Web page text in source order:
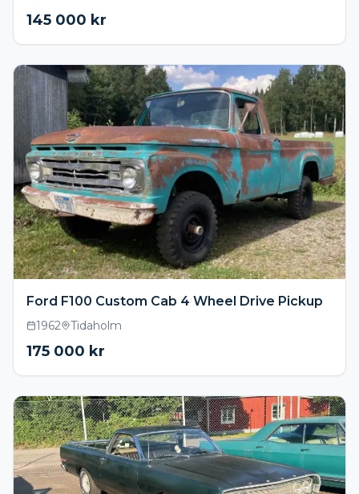
145 000 kr
Ford F100 Custom Cab 4 Wheel Drive Pickup
1962 Tidaholm
175 000 kr